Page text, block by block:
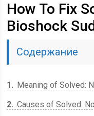
How To Fix
Bioshock
Содержание
1
Meaning of Solved:
2 Causes of Solved: